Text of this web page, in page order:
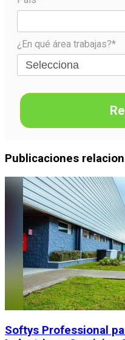
¿En qué área trabajas?*
Publicaciones
Softys Professional